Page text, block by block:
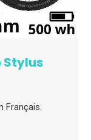
Stylus
Français.